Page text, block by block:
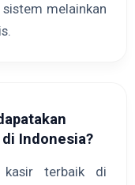
melainkan
Indonesia?
kasir terbaik di